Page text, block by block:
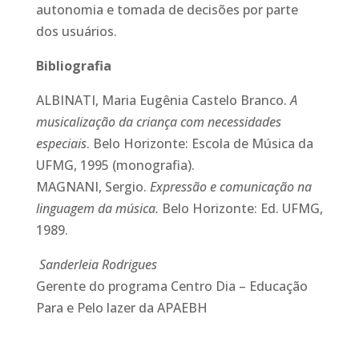
autonomia e tomada de decisões por parte
dos usuários.
Bibliografia
ALBINATI, Maria Eugênia Castelo Branco.A
musicalização da criança com necessidades
especiais. Belo Horizonte: Escola de Música da
UFMG, 1995 (monografia).
MAGNANI, Sergio. Expressão e comunicação na
linguagem da música. Belo Horizonte: Ed. UFMG,
1989.
Sanderleia Rodrigues
Gerente do programa Centro Dia – Educação
Para e Pelo lazer da APAEBH